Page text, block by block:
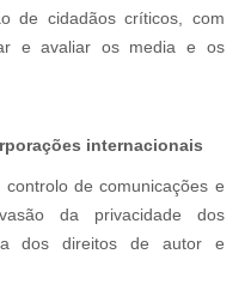
de cidadãos críticos, com
e avaliar os media e os
internacionais
de comunicações e
da privacidade dos
dos direitos de autor e